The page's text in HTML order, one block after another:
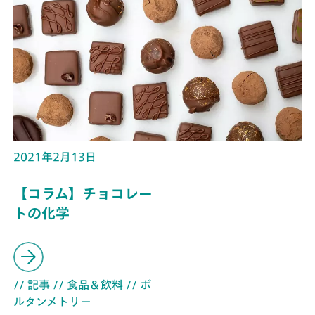
2021年2月13日
【コラム】チョコレー
トの化学
// 記事 // 食品＆飲料 // ボ
ルタンメトリー